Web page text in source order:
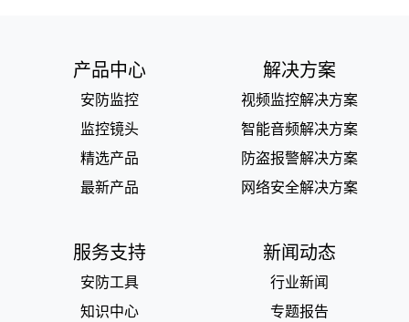
产品中心
安防监控
监控镜头
精选产品
最新产品
解决方案
视频监控解决方案
智能音频解决方案
防盗报警解决方案
网络安全解决方案
服务支持
安防工具
知识中心
新闻动态
行业新闻
专题报告